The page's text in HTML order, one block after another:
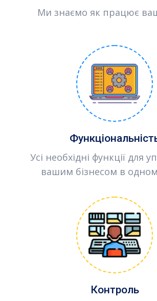
Ми знаємо як працює
Усі необхідні функції для
вашим бізнесом в
Контроль